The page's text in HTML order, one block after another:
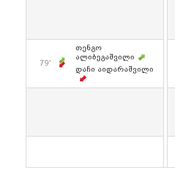
79'
Თენგო
Ალიბეგაშვილი
Დაჩი Აიდარაშვილი